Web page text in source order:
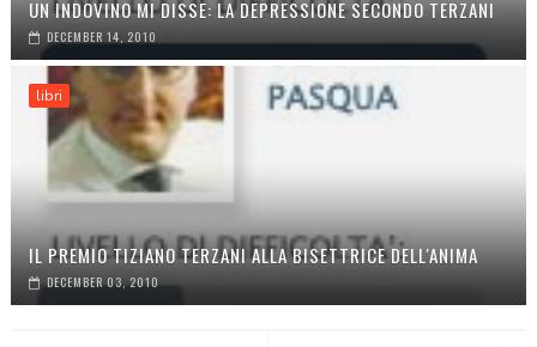
UN INDOVINO MI DISSE: LA DEPRESSIONE SECONDO TERZANI
DECEMBER 14, 2010
libri
IL PREMIO TIZIANO TERZANI ALLA BISETTRICE DELL'ANIMA
DECEMBER 03, 2010